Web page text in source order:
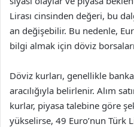
Lirası cinsinden değeri, bu
an değişebilir. Bu nedenle,
bilgi almak için döviz
Döviz kurları, genellikle
aracılığıyla belirlenir. Alım
kurlar, piyasa talebine göre
yükselirse, 49 Euro’nun Türk